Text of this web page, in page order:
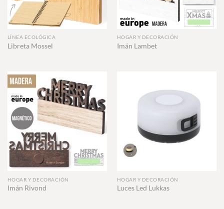
LÍNEA ECOLÓGICA
Libreta Mossel
HOGAR Y DECORACIÓN
Imán Lambet
HOGAR Y DECORACIÓN
Imán Rivond
HOGAR Y DECORACIÓN
Luces Led Lukkas